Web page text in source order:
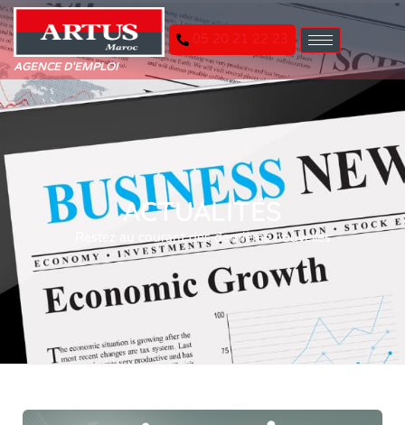
AGENCE D'EMPLOI
05 20 21 22 23
ACTUALITÉS
Restez au courant des dernières nouvelles